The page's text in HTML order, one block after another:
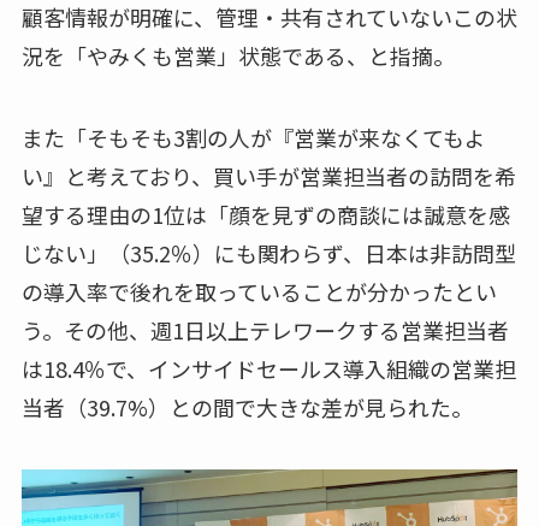
顧客情報が明確に、管理・共有されていないこの状
況を「やみくも営業」状態である、と指摘。
また「そもそも3割の人が『営業が来なくてもよ
い』と考えており、買い手が営業担当者の訪問を希
望する理由の1位は「顔を見ずの商談には誠意を感
じない」（35.2％）にも関わらず、日本は非訪問型
の導入率で後れを取っていることが分かったとい
う。その他、週1日以上テレワークする営業担当者
は18.4％で、インサイドセールス導入組織の営業担
当者（39.7%）との間で大きな差が見られた。